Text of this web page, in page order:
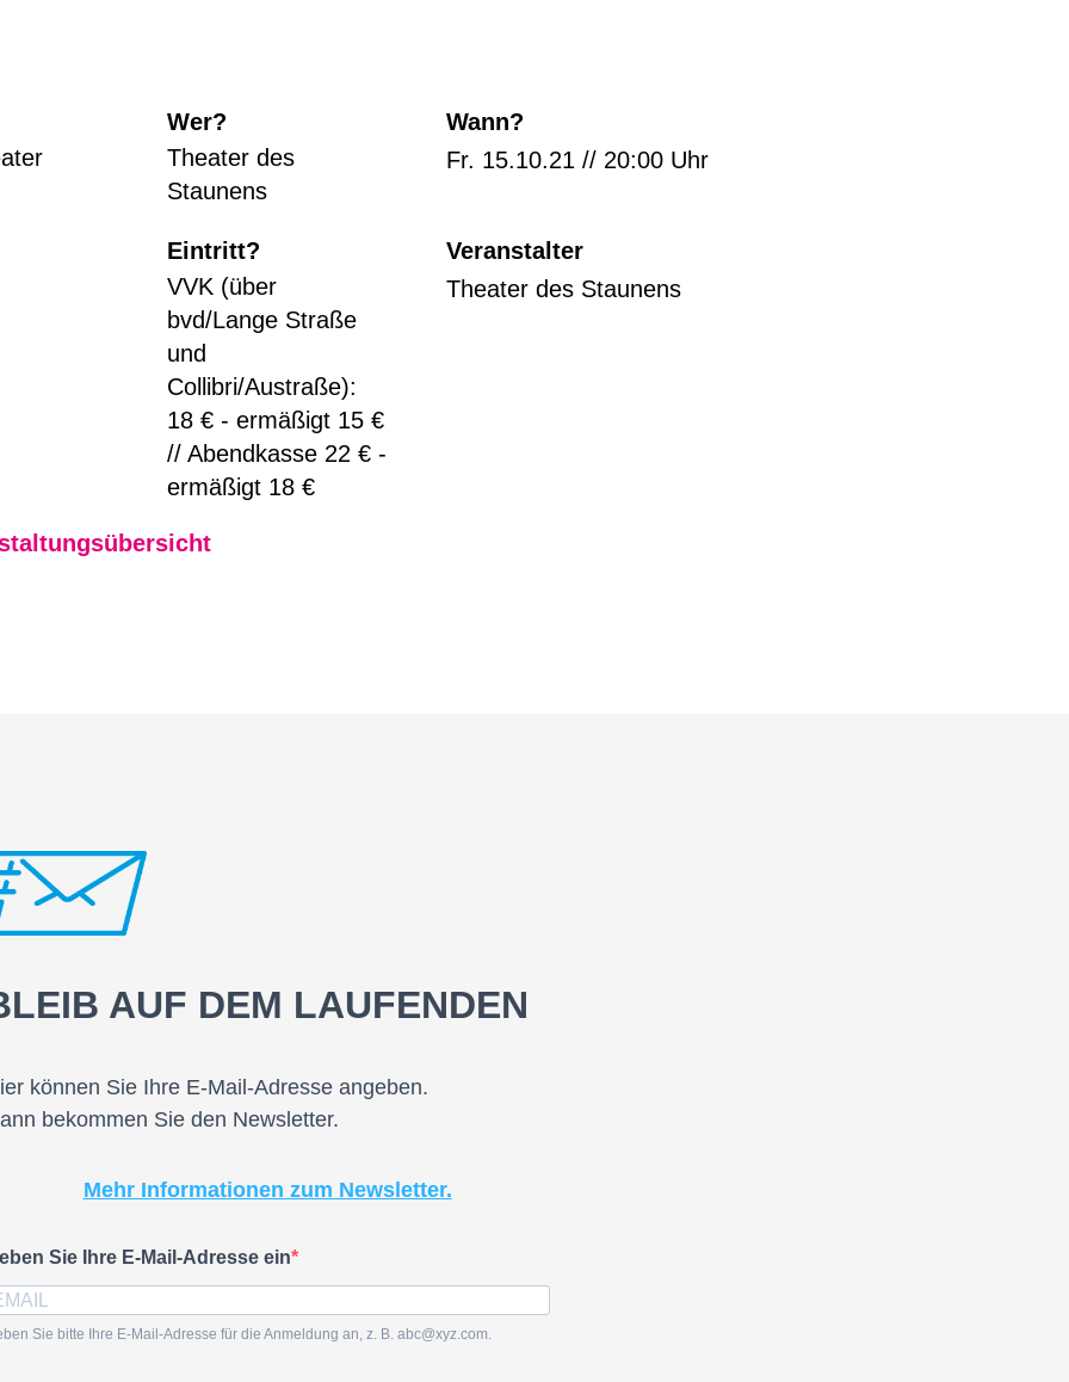
Wer?
Theater des
Staunens
Wann?
Fr. 15.10.21 // 20:00 Uhr
Eintritt?
VVK (über
bvd/Lange Straße
und
Collibri/Austraße):
18 € - ermäßigt 15 €
// Abendkasse 22 € -
ermäßigt 18 €
Veranstalter
Theater des Staunens
AUF DEM LAUFENDEN
können Sie Ihre E-Mail-Adresse angeben.
bekommen Sie den Newsletter.
Mehr Informationen zum Newsletter.
Sie Ihre E-Mail-Adresse ein
Sie bitte Ihre E-Mail-Adresse für die Anmeldung an, z. B. abc@xyz.com.